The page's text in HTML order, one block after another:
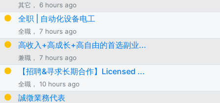
其它， 6 hours ago
全职 | 自动化设备电工
全職， 7 hours ago
高收入+高成长+高自由的首选副业...
兼職， 7 hours ago
【招聘&寻求长期合作】Licensed ...
全職， 10 hours ago
誠徵業務代表